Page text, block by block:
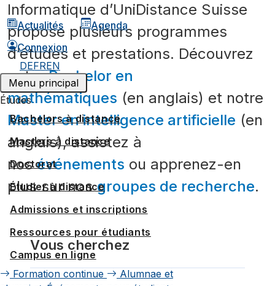
Actualités
Agenda
Connexion
DEFREN
Menu principal
Études
Bachelors à distance
Masters à distance
Doctorat
Étudier à distance
Admissions et inscriptions
Ressources pour étudiants
Campus en ligne
Formation continue
Alumnae et
Informatique d’UniDistance Suisse
propose plusieurs programmes
d’études et prestations. Découvrez
notreBachelor en
mathématiques (en anglais) et notre
Master en intelligence artificielle (en
anglais), assistez à
nosévénements ou apprenez-en
plus sur nosgroupes de recherche.
Vous cherchez